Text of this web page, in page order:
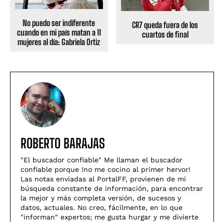
No puedo ser indiferente
cuando en mi país matan a 11
mujeres al día: Gabriela Ortiz
CR7 queda fuera de los
cuartos de final
ROBERTO BARAJAS
"El buscador confiable" Me llaman el buscador
confiable porque !no me cocino al primer hervor!
Las notas enviadas al PortalFF, provienen de mi
búsqueda constante de información, para encontrar
la mejor y más completa versión, de sucesos y
datos, actuales. No creo, fácilmente, en lo que
"informan" expertos; me gusta hurgar y me divierte